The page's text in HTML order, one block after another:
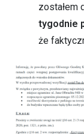
zostałem
tygodnie
że